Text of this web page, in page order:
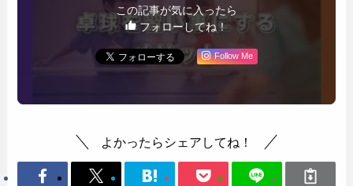
この記事が気に入ったら
フォローしてね！
Follow Me
よかったらシェアしてね！